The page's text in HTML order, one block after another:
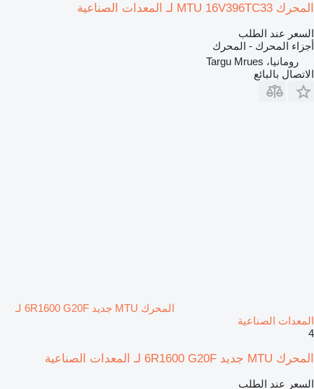
المحرك MTU 16V396TC33 لـ المعدات الصناعية
السعر عند الطلب
أجزاء المحرك - المحرك
رومانيا، Targu Mrues
الاتصال بالبائع
المحرك MTU جديد 6R1600 G20F لـ
المعدات الصناعية
4
المحرك MTU جديد 6R1600 G20F لـ المعدات الصناعية
السعر عند الطلب